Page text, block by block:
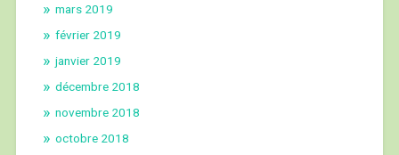
mars 2019
février 2019
janvier 2019
décembre 2018
novembre 2018
octobre 2018